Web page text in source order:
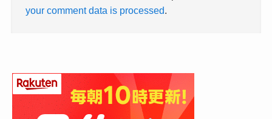
your comment data is processed.